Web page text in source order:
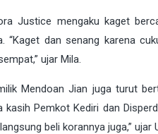
Justice mengaku kaget
“Kaget dan senang karena
ujar Mila.
Mendoan Jian juga turut
Pemkot Kediri dan
beli korannya juga,” ujar